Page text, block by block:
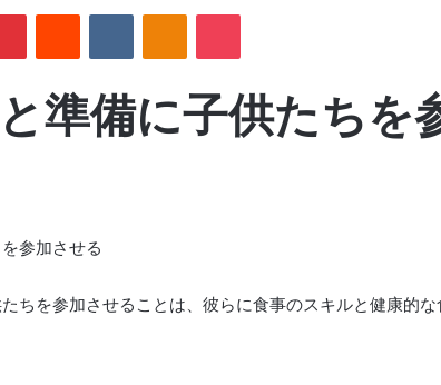
準備に子供たちを
参加させる
ちを参加させることは、彼らに食事のスキルと健康的